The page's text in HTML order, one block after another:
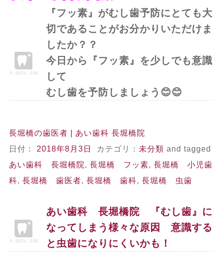
『フッ素』がむし歯予防にとても大
切であることがお分かりいただけま
したか？？
今日から『フッ素』を少しでも意識
して
むし歯を予防しましょう😊😊
長堀橋の歯医者 | あい歯科 長堀橋院
日付： 2018年8月3日 カテゴリ： 未分類 and tagged
あい歯科 長堀橋院, 長堀橋 フッ素, 長堀橋 小児歯
科, 長堀橋 歯医者, 長堀橋 歯科, 長堀橋 虫歯
あい歯科 長堀橋院 『むし歯』に
なってしまう様々な原因 意識する
と虫歯になりにくいかも！